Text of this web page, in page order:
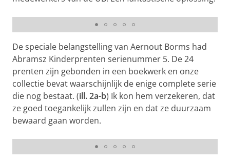
De speciale belangstelling van Aernout Borms had
Abramsz Kinderprenten serienummer 5. De 24
prenten zijn gebonden in een boekwerk en onze
collectie bevat waarschijnlijk de enige complete serie
die nog bestaat. (ill. 2a-b) Ik kon hem verzekeren, dat
ze goed toegankelijk zullen zijn en dat ze duurzaam
bewaard gaan worden.
5b. Moralistisch: ‘Gevolgen van de eerste sigaar’ (uklu